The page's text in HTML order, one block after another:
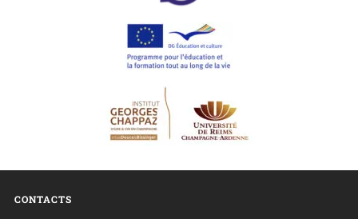
CONTACTS